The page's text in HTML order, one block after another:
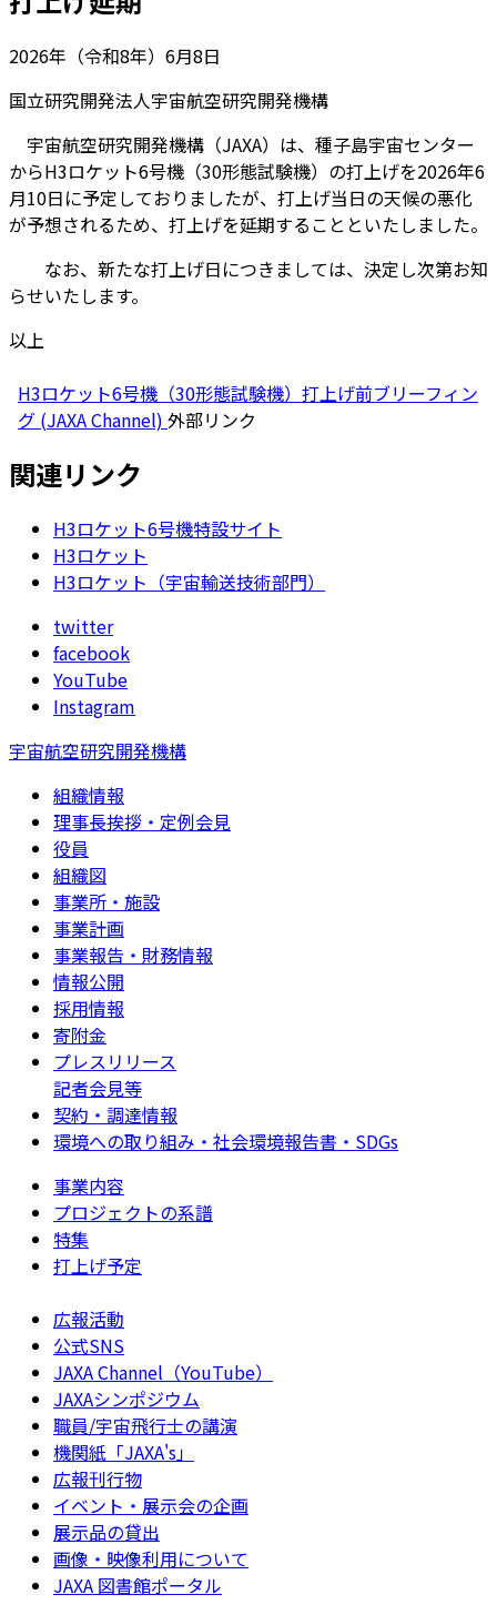
2026年（令和8年）6月8日
国立研究開発法人宇宙航空研究開発機構
宇宙航空研究開発機構（JAXA）は、種子島宇宙センター
からH3ロケット6号機（30形態試験機）の打上げを2026年6
月10日に予定しておりましたが、打上げ当日の天候の悪化
が予想されるため、打上げを延期することといたしました。
なお、新たな打上げ日につきましては、決定し次第お知
らせいたします。
以上
H3ロケット6号機（30形態試験機）打上げ前ブリーフィン
グ (JAXA Channel) 外部リンク
関連リンク
H3ロケット6号機特設サイト
H3ロケット
H3ロケット（宇宙輸送技術部門）
twitter
facebook
YouTube
Instagram
宇宙航空研究開発機構
組織情報
理事長挨拶・定例会見
役員
組織図
事業所・施設
事業計画
事業報告・財務情報
情報公開
採用情報
寄附金
プレスリリース
記者会見等
契約・調達情報
環境への取り組み・社会環境報告書・SDGs
事業内容
プロジェクトの系譜
特集
打上げ予定
広報活動
公式SNS
JAXA Channel（YouTube）
JAXAシンポジウム
職員/宇宙飛行士の講演
機関紙「JAXA's」
広報刊行物
イベント・展示会の企画
展示品の貸出
画像・映像利用について
JAXA 図書館ポータル